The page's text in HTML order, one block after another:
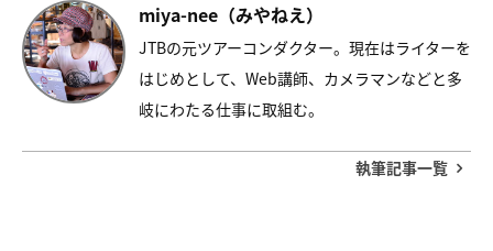
miya-nee（みやねえ）
JTBの元ツアーコンダクター。現在はライターを
はじめとして、Web講師、カメラマンなどと多
岐にわたる仕事に取組む。
執筆記事一覧